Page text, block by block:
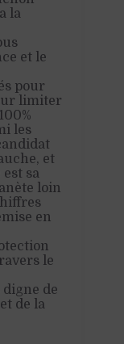
la
et le
pour
limiter
les
et
sa
loin
en
le
de
de la